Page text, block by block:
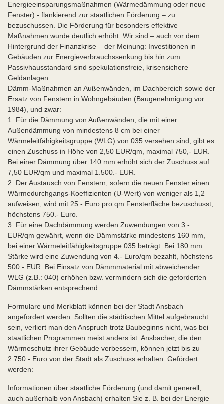
Energieeinsparungsmaßnahmen (Wärmedämmung oder neue
Fenster) - flankierend zur staatlichen Förderung – zu
bezuschussen. Die Förderung für besonders effektive
Maßnahmen wurde deutlich erhöht. Wir sind – auch vor dem
Hintergrund der Finanzkrise – der Meinung: Investitionen in
Gebäuden zur Energieverbrauchssenkung bis hin zum
Passivhausstandard sind spekulationsfreie, krisensichere
Geldanlagen.
Dämm-Maßnahmen an Außenwänden, im Dachbereich sowie der
Ersatz von Fenstern in Wohngebäuden (Baugenehmigung vor
1984), und zwar:
1. Für die Dämmung von Außenwänden, die mit einer
Außendämmung von mindestens 8 cm bei einer
Wärmeleitfähigkeitsgruppe (WLG) von 035 versehen sind, gibt es
einen Zuschuss in Höhe von 2,50 EUR/qm, maximal 750,- EUR.
Bei einer Dämmung über 140 mm erhöht sich der Zuschuss auf
7,50 EUR/qm und maximal 1.500.- EUR.
2. Der Austausch von Fenstern, sofern die neuen Fenster einen
Wärmedurchgangs-Koeffizienten (U-Wert) von weniger als 1,2
aufweisen, wird mit 25.- Euro pro qm Fensterfläche bezuschusst,
höchstens 750.- Euro.
3. Für eine Dachdämmung werden Zuwendungen von 3.-
EUR/qm gewährt, wenn die Dämmstärke mindestens 160 mm,
bei einer Wärmeleitfähigkeitsgruppe 035 beträgt. Bei 180 mm
Stärke wird eine Zuwendung von 4.- Euro/qm bezahlt, höchstens
500.- EUR. Bei Einsatz von Dämmmaterial mit abweichender
WLG (z.B.: 040) erhöhen bzw. vermindern sich die geforderten
Dämmstärken entsprechend.
Formulare und Merkblatt können bei der Stadt Ansbach
angefordert werden. Sollten die städtischen Mittel aufgebraucht
sein, verliert man den Anspruch trotz Baubeginns nicht, was bei
staatlichen Programmen meist anders ist. Ansbacher, die den
Wärmeschutz ihrer Gebäude verbessern, können jetzt bis zu
2.750.- Euro von der Stadt als Zuschuss erhalten. Gefördert
werden:
Informationen über staatliche Förderung (und damit generell,
auch außerhalb von Ansbach) erhalten Sie z. B. bei der Energie